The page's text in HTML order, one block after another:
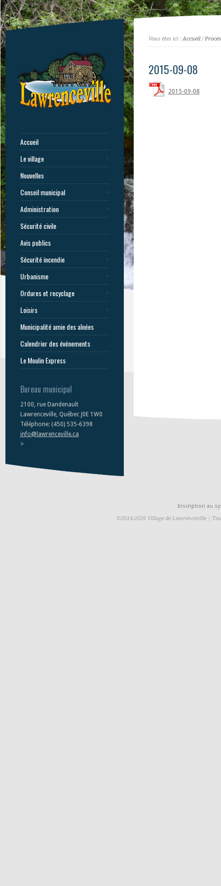
Accueil
Le village
Nouvelles
Conseil municipal
Administration
Sécurité civile
Avis publics
Sécurité incendie
Urbanisme
Ordures et recyclage
Loisirs
Municipalité amie des aînées
Calendrier des événements
Le Moulin Express
Bureau municipal
2100, rue Dandenault
Lawrenceville, Québec J0E 1W0
Téléphone: (450) 535-6398
info@lawrenceville.ca
>
Vous êtes ici :Accueil/
2015-09-08
2015-09-08
Inscription au
©2014-2026 Village de Lawrenceville |